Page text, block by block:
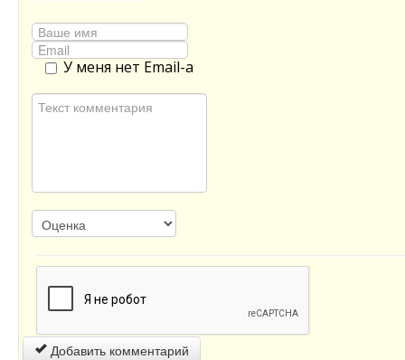
У меня нет Email-а
Добавить комментарий